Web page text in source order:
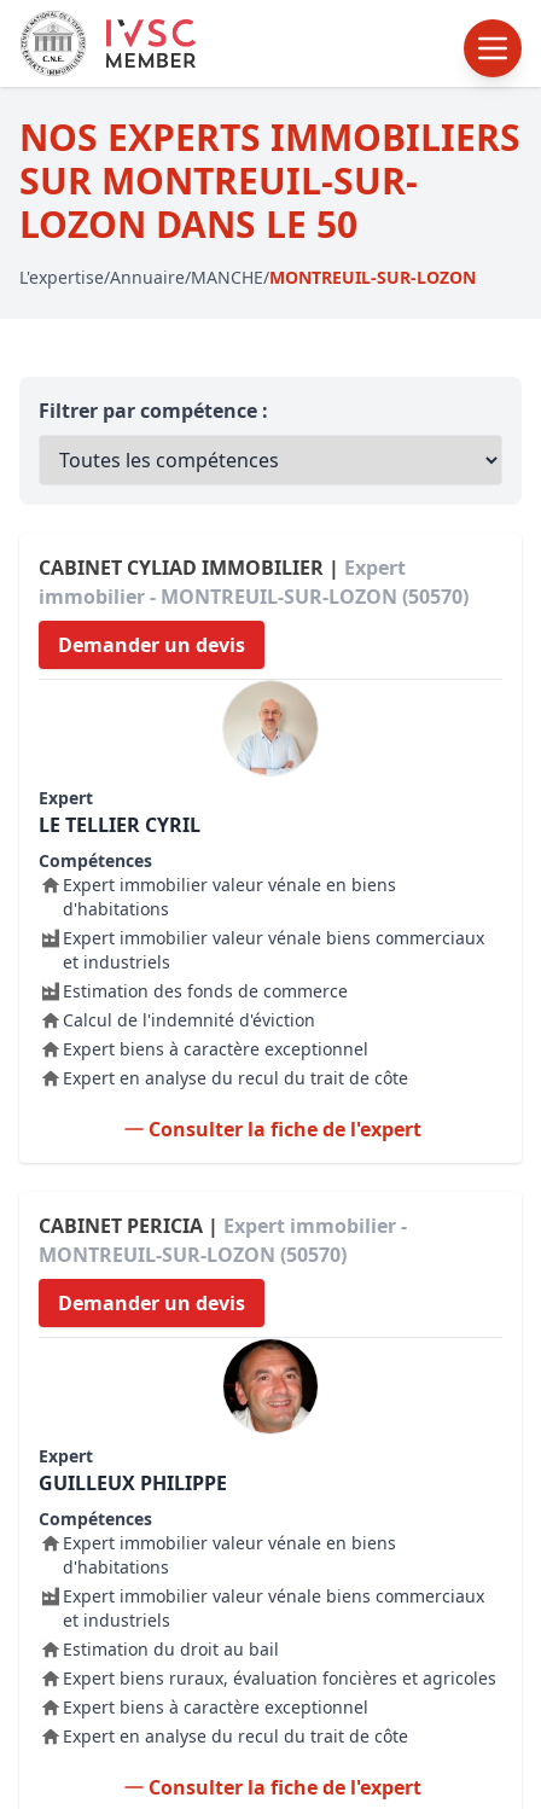
NOS EXPERTS IMMOBILIERS
SUR MONTREUIL-SUR-
LOZON DANS LE 50
L'expertise/Annuaire/MANCHE/MONTREUIL-SUR-LOZON
Filtrer par compétence :
CABINET CYLIAD IMMOBILIER | Expert
immobilier - MONTREUIL-SUR-LOZON (50570)
Demander un devis
Expert
LE TELLIER CYRIL
Compétences
Expert immobilier valeur vénale en biens
d'habitations
Expert immobilier valeur vénale biens commerciaux
et industriels
Estimation des fonds de commerce
Calcul de l'indemnité d'éviction
Expert biens à caractère exceptionnel
Expert en analyse du recul du trait de côte
Consulter la fiche de l'expert
CABINET PERICIA | Expert immobilier -
MONTREUIL-SUR-LOZON (50570)
Demander un devis
Expert
GUILLEUX PHILIPPE
Compétences
Expert immobilier valeur vénale en biens
d'habitations
Expert immobilier valeur vénale biens commerciaux
et industriels
Estimation du droit au bail
Expert biens ruraux, évaluation foncières et agricoles
Expert biens à caractère exceptionnel
Expert en analyse du recul du trait de côte
Consulter la fiche de l'expert